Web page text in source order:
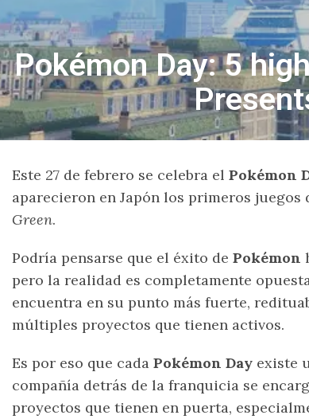
Pokémon Day: 5
Este 27 de febrero se celebra el Pokémon
aparecieron en Japón los primeros juegos
Green.
Podría pensarse que el éxito de Pokémon
pero la realidad es completamente
encuentra en su punto más fuerte,
múltiples proyectos que tienen activos.
Es por eso que cada Pokémon Day existe
compañía detrás de la franquicia se
proyectos que tienen en puerta,